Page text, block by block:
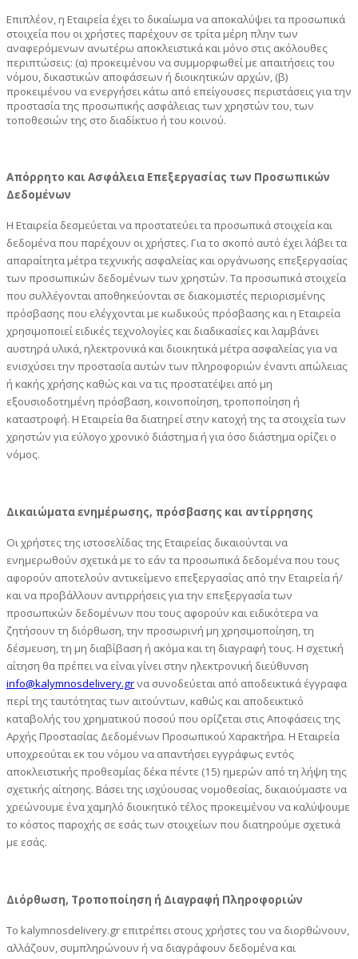
Επιπλέον, η Εταιρεία έχει το δικαίωμα να αποκαλύψει τα προσωπικά
στοιχεία που οι χρήστες παρέχουν σε τρίτα μέρη πλην των
αναφερόμενων ανωτέρω αποκλειστικά και μόνο στις ακόλουθες
περιπτώσεις: (α) προκειμένου να συμμορφωθεί με απαιτήσεις του
νόμου, δικαστικών αποφάσεων ή διοικητικών αρχών, (β)
προκειμένου να ενεργήσει κάτω από επείγουσες περιστάσεις για την
προστασία της προσωπικής ασφάλειας των χρηστών του, των
τοποθεσιών της στο διαδίκτυο ή του κοινού.
Απόρρητο και Ασφάλεια Επεξεργασίας των Προσωπικών
Δεδομένων
Η Εταιρεία δεσμεύεται να προστατεύει τα προσωπικά στοιχεία και
δεδομένα που παρέχουν οι χρήστες. Για το σκοπό αυτό έχει λάβει τα
απαραίτητα μέτρα τεχνικής ασφαλείας και οργάνωσης επεξεργασίας
των προσωπικών δεδομένων των χρηστών. Τα προσωπικά στοιχεία
που συλλέγονται αποθηκεύονται σε διακομιστές περιορισμένης
πρόσβασης που ελέγχονται με κωδικούς πρόσβασης και η Εταιρεία
χρησιμοποιεί ειδικές τεχνολογίες και διαδικασίες και λαμβάνει
αυστηρά υλικά, ηλεκτρονικά και διοικητικά μέτρα ασφαλείας για να
ενισχύσει την προστασία αυτών των πληροφοριών έναντι απώλειας
ή κακής χρήσης καθώς και να τις προστατέψει από μη
εξουσιοδοτημένη πρόσβαση, κοινοποίηση, τροποποίηση ή
καταστροφή. Η Εταιρεία θα διατηρεί στην κατοχή της τα στοιχεία των
χρηστών για εύλογο χρονικό διάστημα ή για όσο διάστημα ορίζει ο
νόμος.
Δικαιώματα ενημέρωσης, πρόσβασης και αντίρρησης
Οι χρήστες της ιστοσελίδας της Εταιρείας δικαιούνται να
ενημερωθούν σχετικά με το εάν τα προσωπικά δεδομένα που τους
αφορούν αποτελούν αντικείμενο επεξεργασίας από την Εταιρεία ή/
και να προβάλλουν αντιρρήσεις για την επεξεργασία των
προσωπικών δεδομένων που τους αφορούν και ειδικότερα να
ζητήσουν τη διόρθωση, την προσωρινή μη χρησιμοποίηση, τη
δέσμευση, τη μη διαβίβαση ή ακόμα και τη διαγραφή τους. Η σχετική
αίτηση θα πρέπει να είναι γίνει στην ηλεκτρονική διεύθυνση
info@kalymnosdelivery.grνα συνοδεύεται από αποδεικτικά έγγραφα
περί της ταυτότητας των αιτούντων, καθώς και αποδεικτικό
καταβολής του χρηματικού ποσού που ορίζεται στις Αποφάσεις της
Αρχής Προστασίας Δεδομένων Προσωπικού Χαρακτήρα. Η Εταιρεία
υποχρεούται εκ του νόμου να απαντήσει εγγράφως εντός
αποκλειστικής προθεσμίας δέκα πέντε (15) ημερών από τη λήψη της
σχετικής αίτησης. Βάσει της ισχύουσας νομοθεσίας, δικαιούμαστε να
χρεώνουμε ένα χαμηλό διοικητικό τέλος προκειμένου να καλύψουμε
το κόστος παροχής σε εσάς των στοιχείων που διατηρούμε σχετικά
με εσάς.
Διόρθωση, Τροποποίηση ή Διαγραφή Πληροφοριών
Το kalymnosdelivery.gr επιτρέπει στους χρήστες του να διορθώνουν,
αλλάζουν, συμπληρώνουν ή να διαγράφουν δεδομένα και